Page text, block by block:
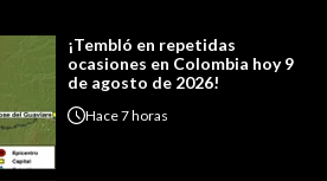
¡Tembló en repetidas
ocasiones en Colombia hoy 9
de agosto de 2026!
Hace7 horas